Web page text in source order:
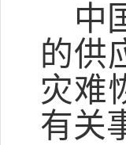
中
的供
灾难
有关